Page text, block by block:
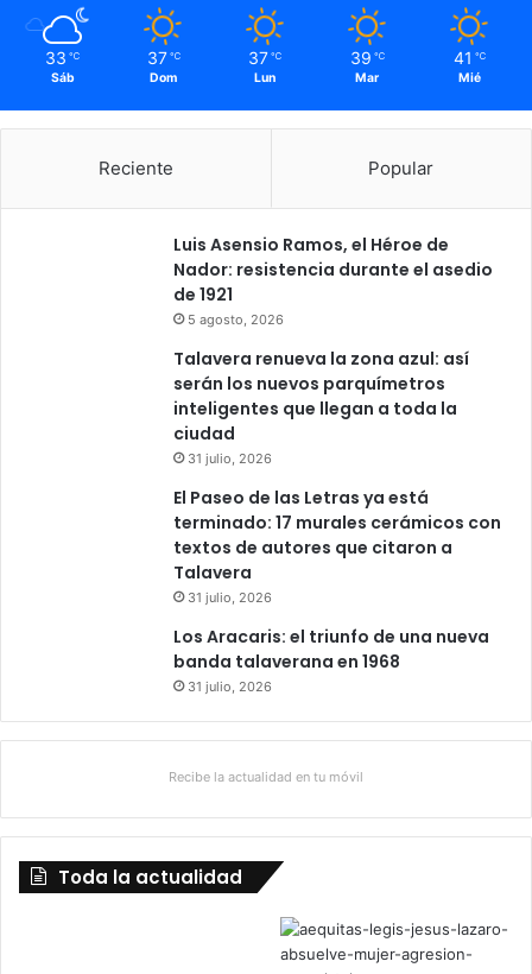
i
l
33 ℃
Sáb
37 ℃
Dom
37 ℃
Lun
39 ℃
Mar
41 ℃
Mié
Reciente Popular
Luis Asensio Ramos, el Héroe de
Nador: resistencia durante el asedio
de 1921
5 agosto, 2026
Talavera renueva la zona azul: así
serán los nuevos parquímetros
inteligentes que llegan a toda la
ciudad
31 julio, 2026
El Paseo de las Letras ya está
terminado: 17 murales cerámicos con
textos de autores que citaron a
Talavera
31 julio, 2026
Los Aracaris: el triunfo de una nueva
banda talaverana en 1968
31 julio, 2026
Recibe la actualidad en tu móvil
Toda la actualidad